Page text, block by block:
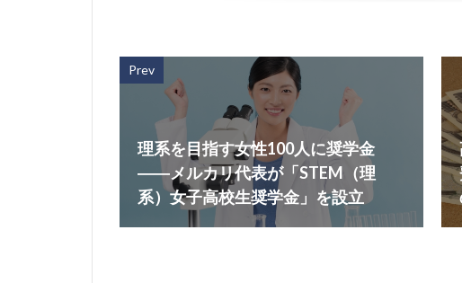
Prev
理系を目指す女性100人に奨学金
――メルカリ代表が「STEM（理
系）女子高校生奨学金」を設立